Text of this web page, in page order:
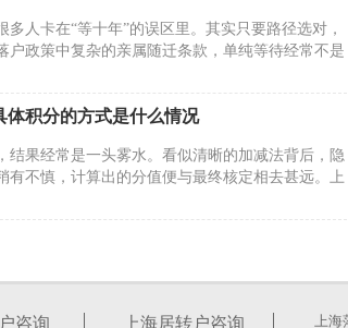
人卡在“等十年”的误区里。其实只要路径选对，
户政策中复杂的亲属随迁条款，单纯等待经常不是
体积分的方式是什么情况
结果经常是一头雾水。看似清晰的加减法背后，隐
有不慎，计算出的分值便与最终核定相去甚远。上
这是办证的硬门槛。2026年的政策调整却反其道而
咨询 上海居转户咨询 上海